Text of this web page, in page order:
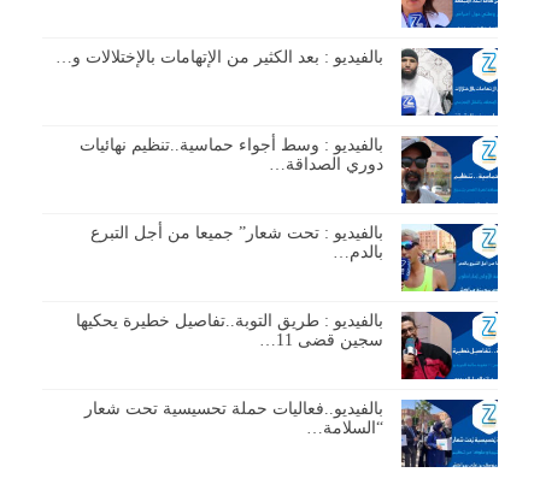
بالفيديو : بعد الكثير من الإتهامات بالإختلالات و…
بالفيديو : وسط أجواء حماسية..تنظيم نهائيات
دوري الصداقة…
بالفيديو : تحت شعار” جميعا من أجل التبرع
بالدم…
بالفيديو : طريق التوبة..تفاصيل خطيرة يحكيها
سجين قضى 11…
بالفيديو..فعاليات حملة تحسيسية تحت شعار
“السلامة…